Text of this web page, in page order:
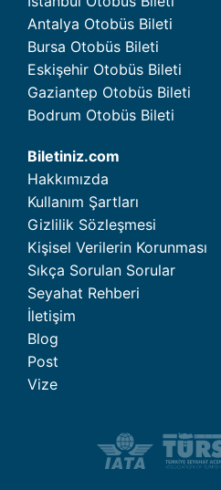
Antalya Otobüs Bileti
Bursa Otobüs Bileti
Eskişehir Otobüs Bileti
Gaziantep Otobüs Bileti
Bodrum Otobüs Bileti
Biletiniz.com
Hakkımızda
Kullanım Şartları
Gizlilik Sözleşmesi
Kişisel Verilerin Korunması
Sıkça Sorulan Sorular
Seyahat Rehberi
İletişim
Blog
Post
Vize